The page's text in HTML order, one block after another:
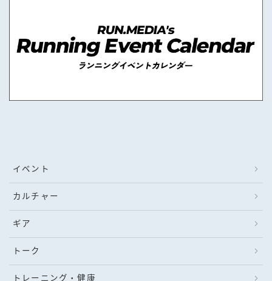
イベント
カルチャー
ギア
トーク
トレーニング・健康